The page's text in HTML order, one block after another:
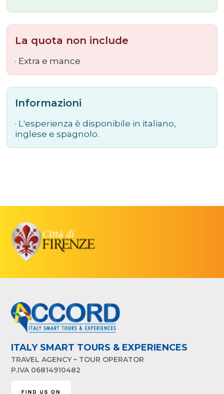
La quota non include
· Extra e mance
Informazioni
· L'esperienza è disponibile in italiano,
inglese e spagnolo.
ITALY SMART TOURS & EXPERIENCES
TRAVEL AGENCY – TOUR OPERATOR
P.IVA 06814910482